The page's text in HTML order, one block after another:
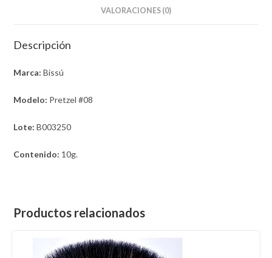
VALORACIONES (0)
Descripción
Marca:Bissú
Modelo: Pretzel #08
Lote:B003250
Contenido: 10g.
Productos relacionados